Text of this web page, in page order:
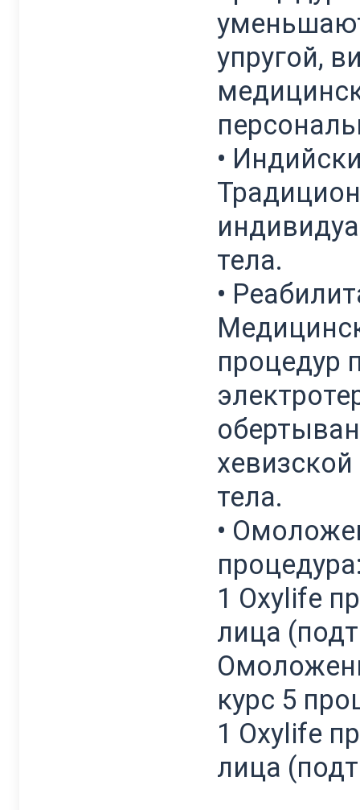
упругой,
•
тела.
•
процедур
тела.
•
1 Oxylife
лица
курс 5
1 Oxylife
лица